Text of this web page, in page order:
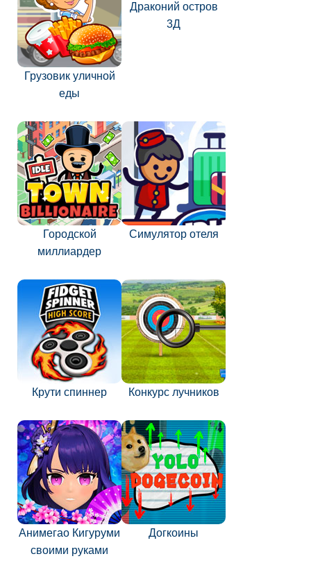
Грузовик уличной
еды
Драконий остров
3Д
Городской
миллиардер
Симулятор отеля
Крути спиннер Конкурс лучников
Анимегао Кигуруми
своими руками
Догкоины